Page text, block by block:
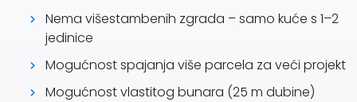
Nema višestambenih zgrada – samo kuće s 1–2
jedinice
Mogućnost spajanja više parcela za veći projekt
Mogućnost vlastitog bunara (25 m dubine)